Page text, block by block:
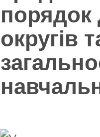
порядок
округів